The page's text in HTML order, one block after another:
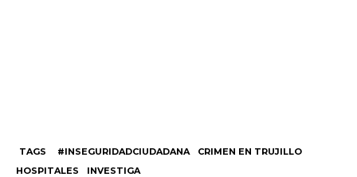
TAGS #INSEGURIDADCIUDADANA
CRIMEN EN TRUJILLO
HOSPITALES
INVESTIGA